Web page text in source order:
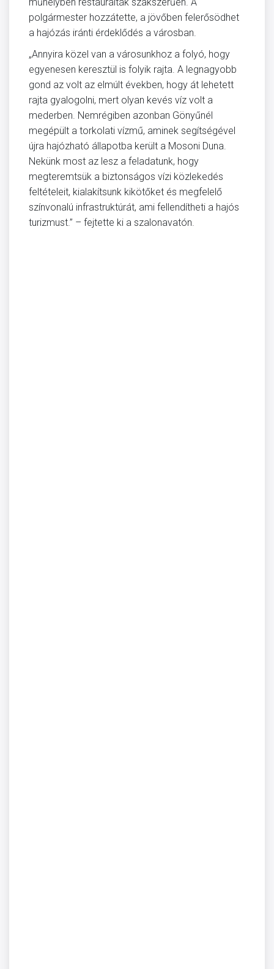
polgármester hozzátette, a jövőben felerősödhet
a hajózás iránti érdeklődés a városban.
„Annyira közel van a városunkhoz a folyó, hogy
egyenesen keresztül is folyik rajta. A legnagyobb
gond az volt az elmúlt években, hogy át lehetett
rajta gyalogolni, mert olyan kevés víz volt a
mederben. Nemrégiben azonban Gönyűnél
megépült a torkolati vízmű, aminek segítségével
újra hajózható állapotba került a Mosoni Duna.
Nekünk most az lesz a feladatunk, hogy
megteremtsük a biztonságos vízi közlekedés
feltételeit, kialakítsunk kikötőket és megfelelő
színvonalú infrastruktúrát, ami fellendítheti a hajós
turizmust.” – fejtette ki a szalonavatón.